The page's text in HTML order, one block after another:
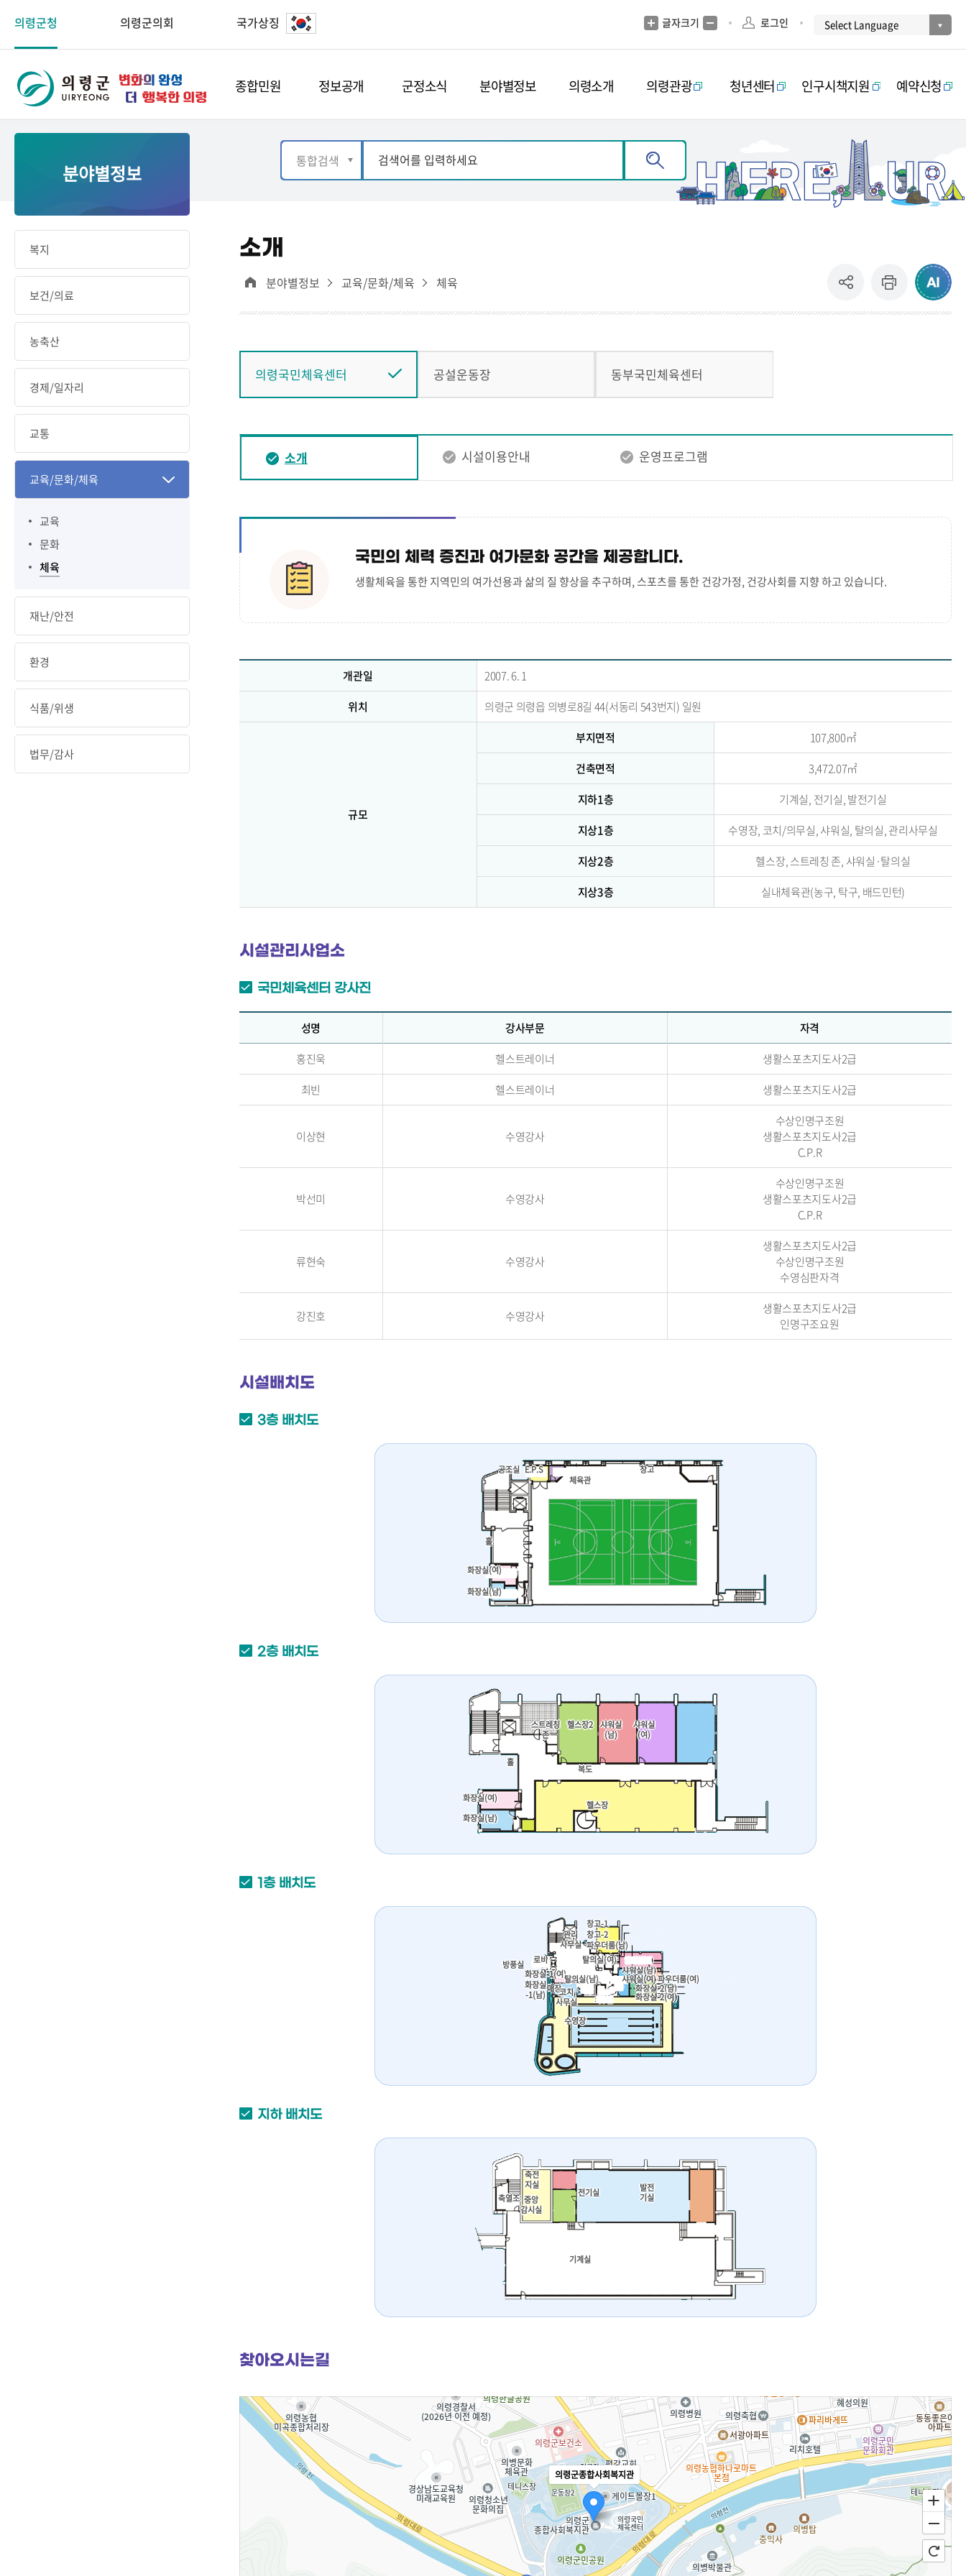
의령군청 의령군의회 국가상징 글자크기 로그인
종합민원 정보공개 군정소식 분야별정보 의령소개 의령관광 청년센터 인구시책지원 예약신청
분야별정보
복지
보건/의료
농축산
경제/일자리
교통
교육/문화/체육
교육
문화
체육
재난/안전
환경
식품/위생
법무/감사
소개
분야별정보 교육/문화/체육 체육
의령국민체육센터 공설운동장 동부국민체육센터
소개 시설이용안내 운영프로그램
국민의 체력 증진과 여가문화 공간을 제공합니다.
생활체육을 통한 지역민의 여가선용과 삶의 질 향상을 추구하며, 스포츠를 통한 건강가정, 건강사회를 지향 하고 있습니다.
개관일
2007. 6. 1
위치
의령군 의령읍 의병로8길 44(서동리 543번지) 일원
규모
부지면적
107,800㎡
건축면적
3,472.07㎡
지하1층
기계실, 전기실, 발전기실
지상1층
수영장, 코치/의무실, 샤워실, 탈의실, 관리사무실
지상2층
헬스장, 스트레칭 존, 샤워실·탈의실
지상3층
실내체육관(농구, 탁구, 배드민턴)
시설관리사업소
국민체육센터 강사진
성명 강사부문
자격
홍진욱
헬스트레이너
생활스포츠지도사2급
최빈
헬스트레이너 생활스포츠지도사2급
이상현 수영강사
수상인명구조원
생활스포츠지도사2급
C.P.R
박선미 수영강사
수상인명구조원
생활스포츠지도사2급
C.P.R
류현숙 수영강사
생활스포츠지도사2급
수상인명구조원
수영심판자격
강진호 수영강사
생활스포츠지도사2급
인명구조요원
시설배치도
3층 배치도
공조실 E.P.S
창고
체육관
홀
화장실(여)
화장실(남)
2층 배치도
스트레칭
존
헬스장2 샤워실
(남)
홀
복도
화장실(여)
화장실(남)
샤워실
(여)
헬스장
1층 배치도
방풍실 로비
관리
사무실
창고-1
창고-2
파우더룸(남)
탈의실(여)
화장실-1(여)
화장실
-1(남)
매장코치
사무실
탈의실(남)
샤워실(남)
샤워실(여) 파우더룸(여)
화장실-2(남)
화장실-2(여)
수영장
지하 배치도
축열조
축전
지실
중앙
감시실
전기실
발전
기실
기계실
찾아오시는길
의령군종합사회복지관